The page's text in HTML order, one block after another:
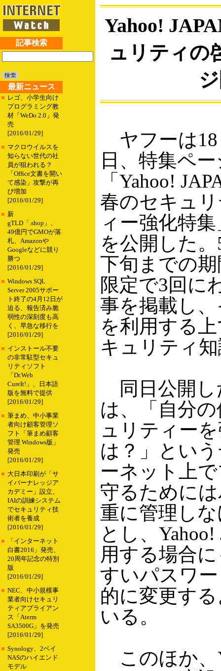
記事検索
最新ニュース
■ レゴ、小学生向け
プログラミング教
材「WeDo 2.0」発
売
[2016/01/29]
■ マクロウイルスを
知らない世代の社
員が狙われる？
「Office文書を開い
て感染」攻撃が再
び増加
[2016/01/29]
■ 新
gTLD「.shop」、
49億円でGMOが落
札、Amazonや
Googleなどに競り
勝つ
[2016/01/29]
■ Windows SQL
Server 2005サポー
ト終了の4月12日が
迫る、報告済み脆
弱性の深刻度も高
く、早急な移行を
[2016/01/29]
■ インストール不要
の非常駐型セキュ
リティソフト
「Dr.Web
CureIt!」、日本語
版を無料で提供
[2016/01/29]
■ 筆まめ、中小事業
者向け顧客管理ソ
フト「筆まめ顧客
管理 Windows版」
発売
[2016/01/29]
■ 大日本印刷が「サ
イバーナレッジア
カデミー」設立、
IAIの訓練システム
でセキュリティ技
術者を養成
[2016/01/29]
■
「インターネット
白書2016」発売、
20周年記念の特別
版
[2016/01/29]
■ NEC、中小規模事
業者向けセキュリ
ティアプライアン
ス「Aterm
SA3500G」を発売
[2016/01/29]
■ Synology、2ベイ
NASのハイエンド
モデル
Yahoo!
ュリティの
ヤフーは18
日、特集ペ
「Yahoo!
春のセキュ
ィー強化特集
を公開した。
下旬までの
限定で3回に
事を掲載し
を利用する
キュリティ
同日公開し
は、「自分
ュリティー
は？」とい
ーネット上
守るために
重に管理し
とし、
用する場合
すいパスワ
的に変更す
いる。
このほか、